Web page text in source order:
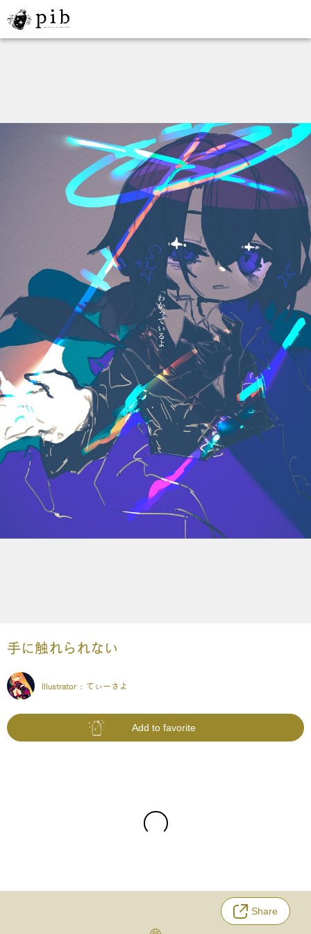
手に触れられない
Illustrator : てぃーさよ
Add to favorite
Share